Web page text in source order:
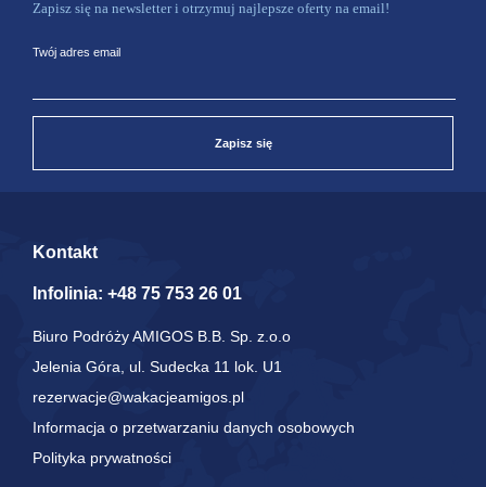
Zapisz się na newsletter i otrzymuj najlepsze oferty na email!
Twój adres email
Zapisz się
Kontakt
Infolinia: +48 75 753 26 01
Biuro Podróży AMIGOS B.B. Sp. z.o.o
Jelenia Góra, ul. Sudecka 11 lok. U1
rezerwacje@wakacjeamigos.pl
Informacja o przetwarzaniu danych osobowych
Polityka prywatności